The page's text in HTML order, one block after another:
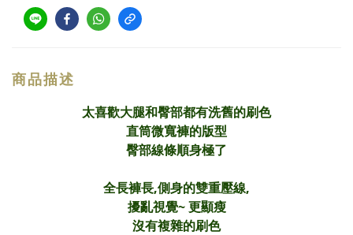
商品描述
太喜歡大腿和臀部都有洗舊的刷色
直筒微寬褲的版型
臀部線條順身極了
全長褲長,側身的雙重壓線,
擾亂視覺~ 更顯瘦
沒有複雜的刷色